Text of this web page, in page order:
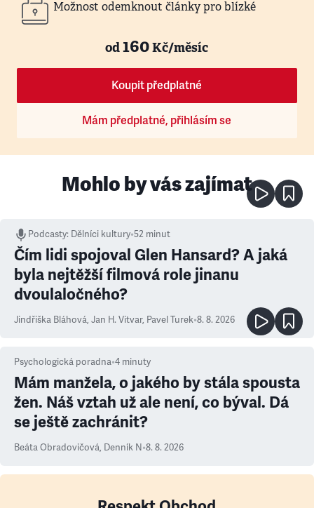
Možnost odemknout články pro blízké
od160Kč/měsíc
Koupit předplatné
Mám předplatné, přihlásím se
Mohlo by vás zajímat
Podcasty: Dělníci kultury•52 minut
Čím lidi spojoval Glen Hansard? A jaká
byla nejtěžší filmová role jinanu
dvoulaločného?
Jindřiška Bláhová, Jan H. Vitvar, Pavel Turek•8. 8. 2026
Psychologická poradna•4 minuty
Mám manžela, o jakého by stála spousta
žen. Náš vztah už ale není, co býval. Dá
se ještě zachránit?
Beáta Obradovičová, Denník N•8. 8. 2026